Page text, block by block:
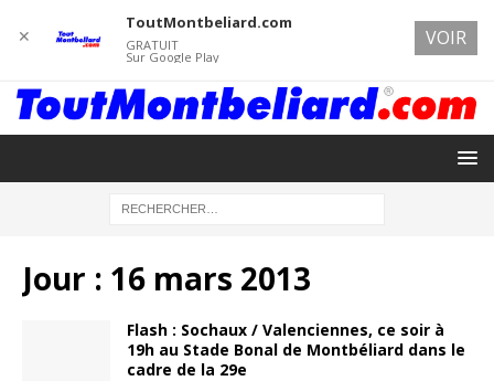
Jour : 16 mars 2013
Flash : Sochaux / Valenciennes, ce soir à
19h au Stade Bonal de Montbéliard dans le
cadre de la 29e
✕
ToutMontbeliard.com
GRATUIT
Sur Google Play
VOIR